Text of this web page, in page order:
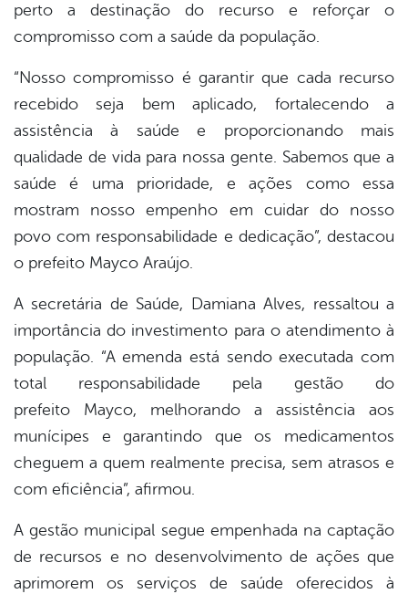
perto a destinação do recurso e reforçar o
compromisso com a saúde da população.
“Nosso compromisso é garantir que cada recurso
recebido seja bem aplicado, fortalecendo a
assistência à saúde e proporcionando mais
qualidade de vida para nossa gente. Sabemos que a
saúde é uma prioridade, e ações como essa
mostram nosso empenho em cuidar do nosso
povo com responsabilidade e dedicação”, destacou
o prefeito Mayco Araújo.
A secretária de Saúde, Damiana Alves, ressaltou a
importância do investimento para o atendimento à
população. “A emenda está sendo executada com
total responsabilidade pela gestão do
prefeito Mayco, melhorando a assistência aos
munícipes e garantindo que os medicamentos
cheguem a quem realmente precisa, sem atrasos e
com eficiência”, afirmou.
A gestão municipal segue empenhada na captação
de recursos e no desenvolvimento de ações que
aprimorem os serviços de saúde oferecidos à